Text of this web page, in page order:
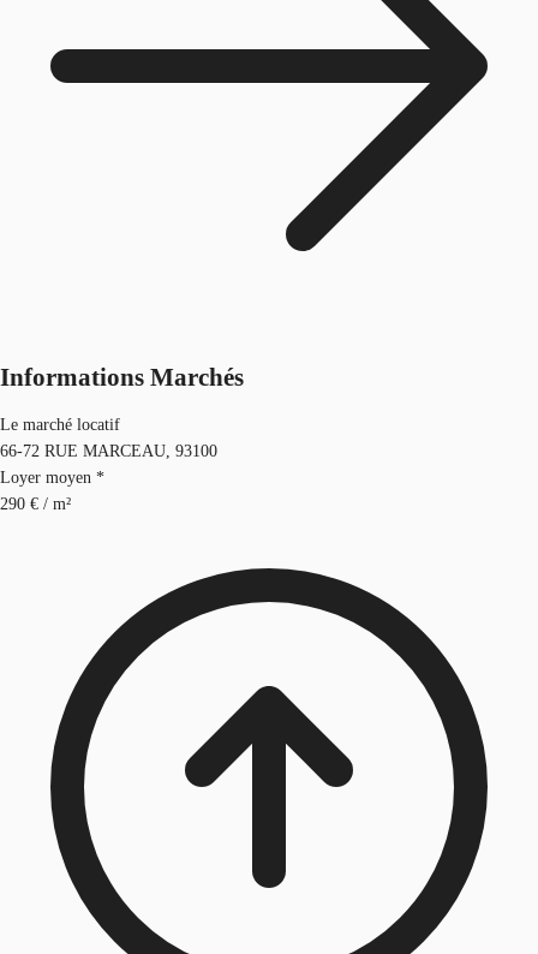
Informations Marchés
Le marché locatif
66-72 RUE MARCEAU, 93100
Loyer moyen *
290 € / m²